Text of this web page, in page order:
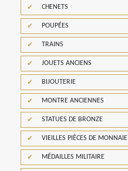
CHENETS
POUPÉES
TRAINS
JOUETS ANCIENS
BIJOUTERIE
MONTRE ANCIENNES
STATUES DE BRONZE
VIEILLES PIÈCES DE MONNAIE
MÉDAILLES MILITAIRE